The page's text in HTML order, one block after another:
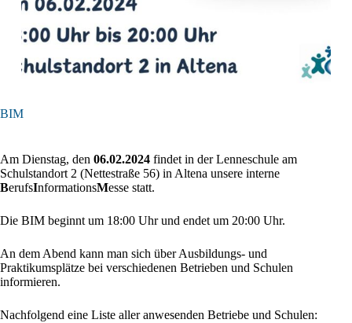
BIM
Am Dienstag, den 06.02.2024 findet in der Lenneschule am
Schulstandort 2 (Nettestraße 56) in Altena unsere interne
BerufsInformationsMesse statt.
Die BIM beginnt um 18:00 Uhr und endet um 20:00 Uhr.
An dem Abend kann man sich über Ausbildungs- und
Praktikumsplätze bei verschiedenen Betrieben und Schulen
informieren.
Nachfolgend eine Liste aller anwesenden Betriebe und Schulen: